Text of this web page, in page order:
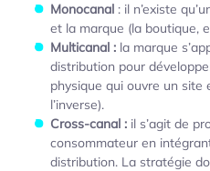
Monocanal : il n’existe
et la marque (la boutique,
Multicanal : la marque
distribution pour
physique qui ouvre un site
l’inverse).
Cross-canal : il s’agit de
consommateur en
distribution. La stratégie